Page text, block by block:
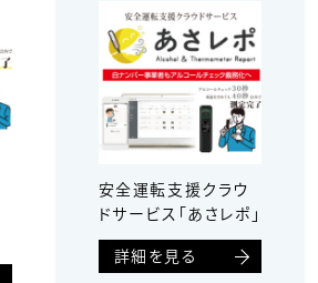
安全運転支援クラウ
ドサービス「あさレポ」
詳細を見る